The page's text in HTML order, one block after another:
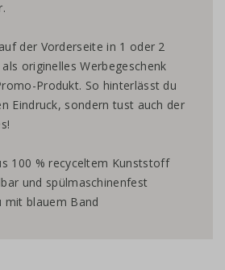
der Vorderseite in 1 oder 2
originelles Werbegeschenk
Produkt. So hinterlässt du
Eindruck, sondern tust auch der
100 % recyceltem Kunststoff
und spülmaschinenfest
mit blauem Band